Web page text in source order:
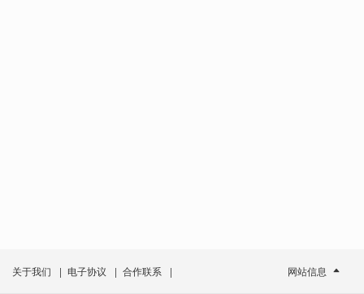
关于我们 | 电子协议 | 合作联系 | 网站信息